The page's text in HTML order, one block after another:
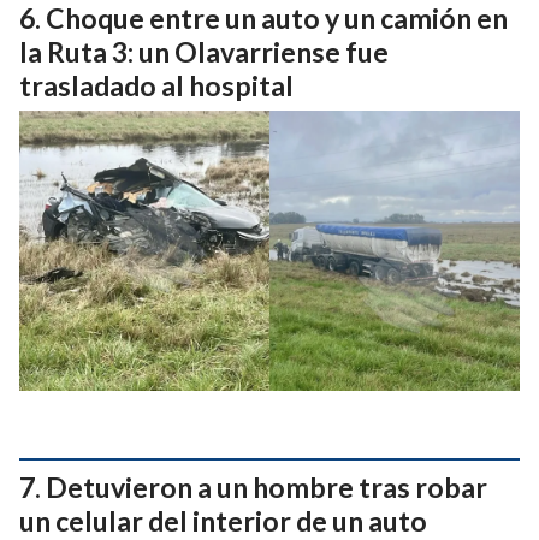
Choque entre un auto y un camión en
la Ruta 3: un Olavarriense fue
trasladado al hospital
Detuvieron a un hombre tras robar
un celular del interior de un auto